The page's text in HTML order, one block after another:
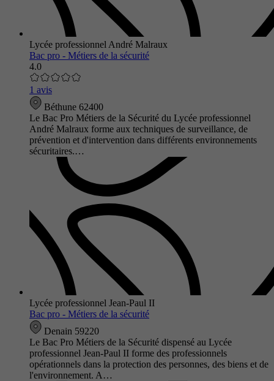
Lycée professionnel André Malraux
Bac pro - Métiers de la sécurité
4.0
1 avis
Béthune 62400
Le Bac Pro Métiers de la Sécurité du Lycée professionnel
André Malraux forme aux techniques de surveillance, de
prévention et d'intervention dans différents environnements
sécuritaires.…
Lycée professionnel Jean-Paul II
Bac pro - Métiers de la sécurité
Denain 59220
Le Bac Pro Métiers de la Sécurité dispensé au Lycée
professionnel Jean-Paul II forme des professionnels
opérationnels dans la protection des personnes, des biens et de
l'environnement. A…